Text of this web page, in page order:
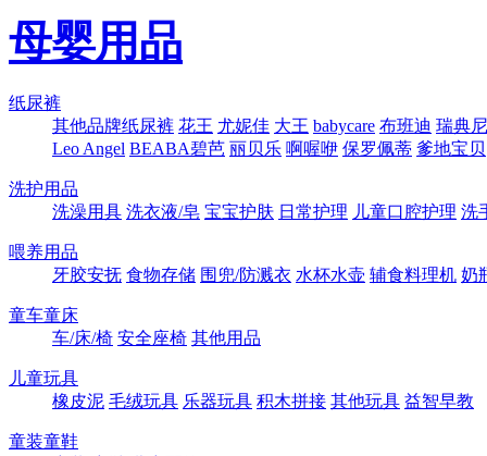
母婴用品
纸尿裤
其他品牌纸尿裤 花王 尤妮佳 大王 babycare 布班迪 瑞典
Leo Angel BEABA碧芭 丽贝乐 啊喔咿 保罗佩蒂 爹地宝贝
洗护用品
洗澡用具 洗衣液/皂 宝宝护肤 日常护理 儿童口腔护理 洗
喂养用品
牙胶安抚 食物存储 围兜/防溅衣 水杯水壶 辅食料理机 奶
童车童床
车/床/椅 安全座椅 其他用品
儿童玩具
橡皮泥 毛绒玩具 乐器玩具 积木拼接 其他玩具 益智早教
童装童鞋